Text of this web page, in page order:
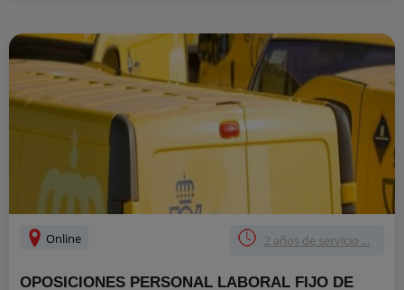
Online 2 años de servicio ...
OPOSICIONES PERSONAL LABORAL FIJO DE